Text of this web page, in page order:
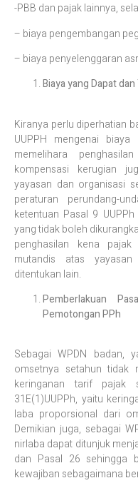
-PBB dan pajak lainnya,
– biaya pengembangan
– biaya penyelenggaran
Biaya yang Dapat
Kiranya perlu diperhatian
UUPPH mengenai
memelihara
kompensasi kerugian
yayasan dan organisasi
peraturan perundang-
ketentuan Pasal 9
yang tidak boleh
penghasilan kena
mutandis atas
ditentukan lain.
Pemberlakuan
Pemotongan PPh
Sebagai WPDN badan,
omsetnya setahun tidak
keringanan tarif pajak
31E(1)UUPPh, yaitu
laba proporsional dari
Demikian juga, sebagai
nirlaba dapat ditunjuk
dan Pasal 26 sehingga
kewajiban sebagaimana